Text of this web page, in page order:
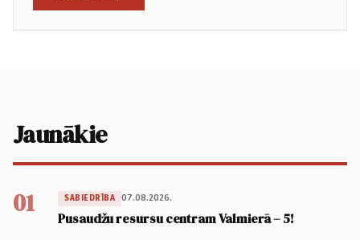
Jaunākie
01 SABIEDRĪBA 07.08.2026.
Pusaudžu resursu centram Valmierā – 5!